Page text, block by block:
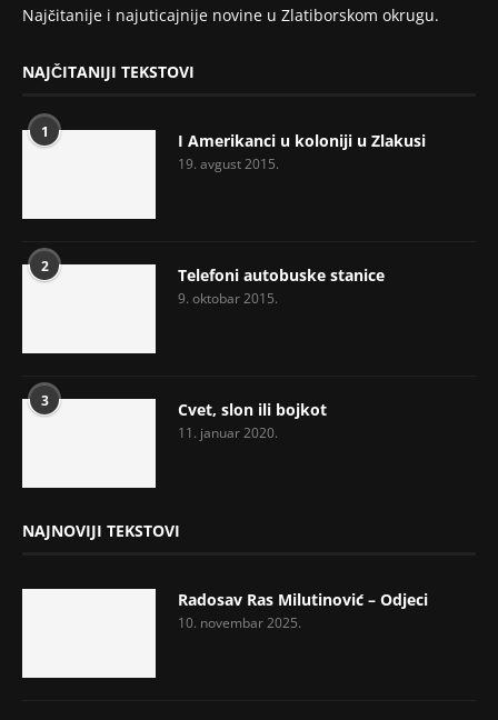
Najčitanije i najuticajnije novine u Zlatiborskom okrugu.
NAJČITANIJI TEKSTOVI
1 I Amerikanci u koloniji u Zlakusi
19. avgust 2015.
2 Telefoni autobuske stanice
9. oktobar 2015.
3 Cvet, slon ili bojkot
11. januar 2020.
NAJNOVIJI TEKSTOVI
Radosav Ras Milutinović – Odjeci
10. novembar 2025.